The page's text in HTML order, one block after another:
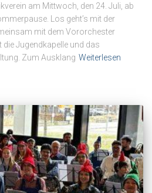
am Mittwoch, den 24. Juli, ab
Los geht’s mit der
mit dem Vororchester
Jugendkapelle und das
Zum Ausklang Weiterlesen